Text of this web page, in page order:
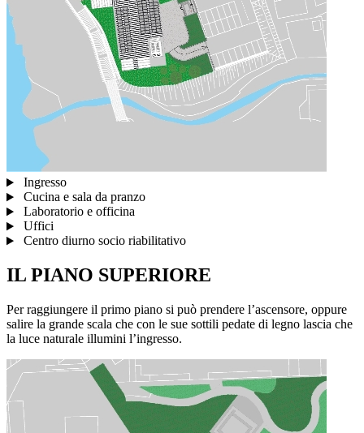
Ingresso
Cucina e sala da pranzo
Laboratorio e officina
Uffici
Centro diurno socio riabilitativo
IL PIANO SUPERIORE
Per raggiungere il primo piano si può prendere l’ascensore, oppure
salire la grande scala che con le sue sottili pedate di legno lascia che
la luce naturale illumini l’ingresso.